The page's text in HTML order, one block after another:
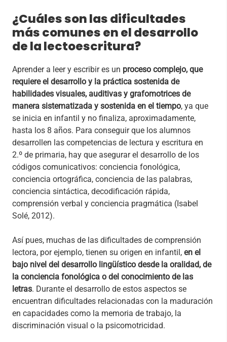
¿Cuáles son las dificultades
más comunes en el desarrollo
de la lectoescritura?
Aprender a leer y escribir es un proceso complejo, que
requiere el desarrollo y la práctica sostenida de
habilidades visuales, auditivas y grafomotrices de
manera sistematizada y sostenida en el tiempo, ya que
se inicia en infantil y no finaliza, aproximadamente,
hasta los 8 años. Para conseguir que los alumnos
desarrollen las competencias de lectura y escritura en
2.º de primaria, hay que asegurar el desarrollo de los
códigos comunicativos: conciencia fonológica,
conciencia ortográfica, conciencia de las palabras,
conciencia sintáctica, decodificación rápida,
comprensión verbal y conciencia pragmática (Isabel
Solé, 2012).
Así pues, muchas de las dificultades de comprensión
lectora, por ejemplo, tienen su origen en infantil, en el
bajo nivel del desarrollo lingüístico desde la oralidad, de
la conciencia fonológica o del conocimiento de las
letras. Durante el desarrollo de estos aspectos se
encuentran dificultades relacionadas con la maduración
en capacidades como la memoria de trabajo, la
discriminación visual o la psicomotricidad.